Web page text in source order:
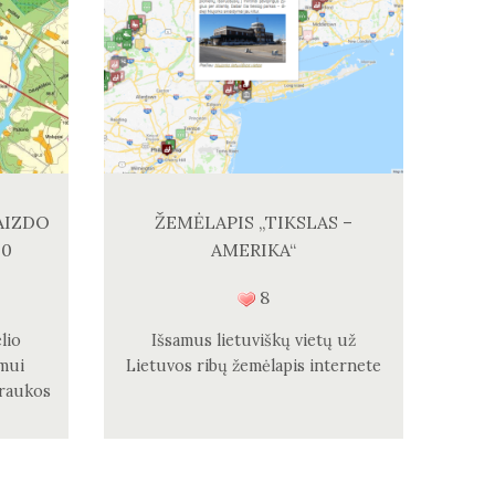
ŽEMĖLAPIS „TIKSLAS –
AMERIKA“
8
Išsamus lietuviškų vietų už
Lietuvos ribų žemėlapis internete